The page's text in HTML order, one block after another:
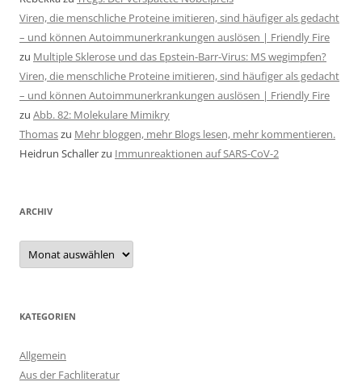
Viren, die menschliche Proteine imitieren, sind häufiger als gedacht
– und können Autoimmunerkrankungen auslösen | Friendly Fire
zu Multiple Sklerose und das Epstein-Barr-Virus: MS wegimpfen?
Viren, die menschliche Proteine imitieren, sind häufiger als gedacht
– und können Autoimmunerkrankungen auslösen | Friendly Fire
zu Abb. 82: Molekulare Mimikry
Thomaszu Mehr bloggen, mehr Blogs lesen, mehr kommentieren.
Heidrun Schallerzu Immunreaktionen auf SARS-CoV-2
ARCHIV
Archiv
KATEGORIEN
Allgemein
Aus der Fachliteratur